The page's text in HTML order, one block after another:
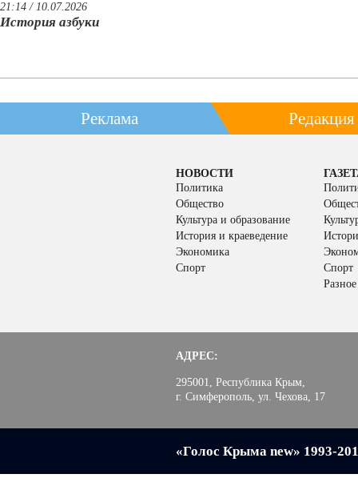
21:14 / 10.07.2026
История азбуки
Реклама Редакция
НОВОСТИ
Политика
Общество
Культура и образование
История и краеведение
Экономика
Спорт
Спорт
Разное
АДРЕС:
295001, Республика Крым,
г. Симферополь, ул. Чехова, 17
«Голос Крыма new» 1993-